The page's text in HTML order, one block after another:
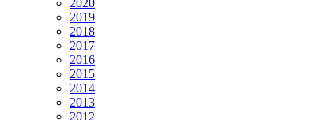
2020
2019
2018
2017
2016
2015
2014
2013
2012